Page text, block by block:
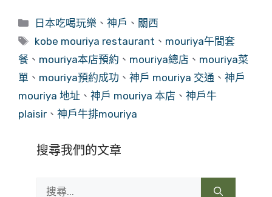
分
類
日本吃喝玩樂 、神戶 、 關西
標
kobe mouriya restaurant 、 mouriya午間套
餐 、 mouriya本店預約 、 mouriya總店 、 mouriya菜
單 、 mouriya預約成功 、 神戶 mouriya 交通 、 神戶
mouriya 地址 、 神戶 mouriya 本店 、 神戶牛
plaisir 、 神戶牛排mouriya
搜尋我們的文章